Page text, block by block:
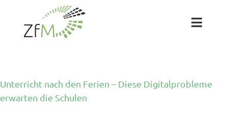
springen
Toggle
Team
Unterricht nach den Ferien – Diese Digitalprobleme
erwarten die Schulen